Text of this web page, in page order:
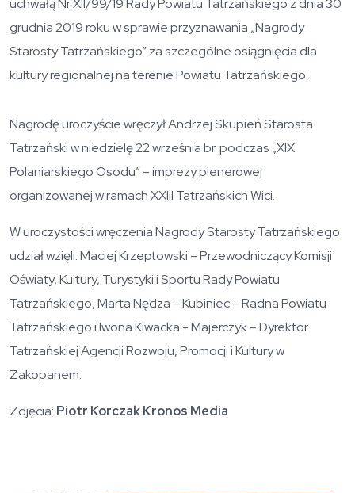
grudnia 2019 roku w sprawie przyznawania „Nagrody
Starosty Tatrzańskiego” za szczególne osiągnięcia dla
kultury regionalnej na terenie Powiatu Tatrzańskiego.
Nagrodę uroczyście wręczył Andrzej Skupień Starosta
Tatrzański w niedzielę 22 września br. podczas „XIX
Polaniarskiego Osodu” – imprezy plenerowej
organizowanej w ramach XXIII Tatrzańskich Wici.
W uroczystości wręczenia Nagrody Starosty Tatrzańskiego
udział wzięli: Maciej Krzeptowski – Przewodniczący Komisji
Oświaty, Kultury, Turystyki i Sportu Rady Powiatu
Tatrzańskiego, Marta Nędza – Kubiniec – Radna Powiatu
Tatrzańskiego i Iwona Kiwacka - Majerczyk – Dyrektor
Tatrzańskiej Agencji Rozwoju, Promocji i Kultury w
Zakopanem.
Zdjęcia: Piotr Korczak Kronos Media